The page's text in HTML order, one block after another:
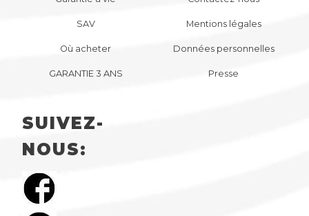
SAV
Où acheter
GARANTIE 3 ANS
Mentions légales
Données personnelles
Presse
SUIVEZ-
NOUS: